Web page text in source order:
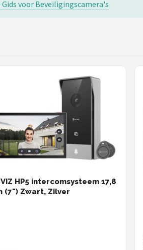
voor Beveiligingscamera's
HP5 intercomsysteem 17,8
(7") Zwart, Zilver